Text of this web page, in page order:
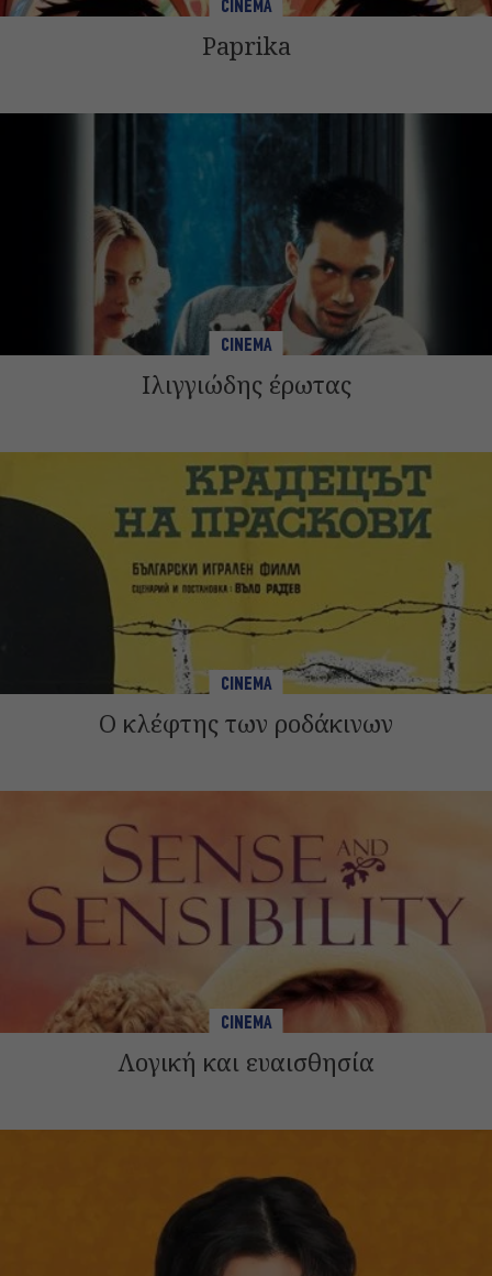
CINEMA
Paprika
CINEMA
Ιλιγγιώδης έρωτας
CINEMA
Ο κλέφτης των ροδάκινων
CINEMA
Λογική και ευαισθησία